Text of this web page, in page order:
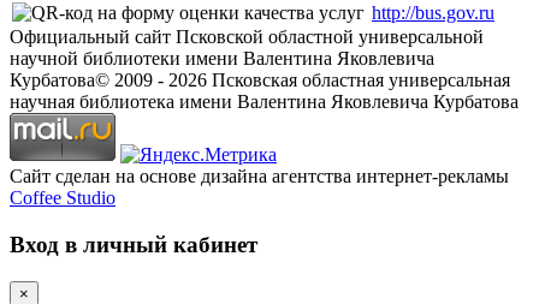
http://bus.gov.ru
Официальный сайт Псковской областной универсальной
научной библиотеки имени Валентина Яковлевича
Курбатова© 2009 - 2026 Псковская областная универсальная
научная библиотека имени Валентина Яковлевича Курбатова
Сайт сделан на основе дизайна агентства интернет-рекламы
Coffee Studio
Вход в личный кабинет
×